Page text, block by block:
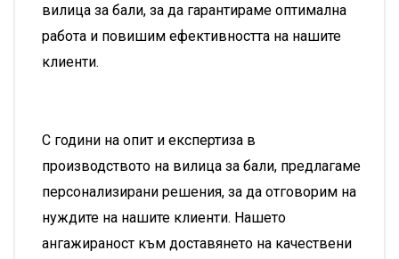
вилица за бали, за да гарантираме оптимална
работа и повишим ефективността на нашите
клиенти.
С години на опит и експертиза в
производството на вилица за бали, предлагаме
персонализирани решения, за да отговорим на
нуждите на нашите клиенти. Нашето
ангажираност към доставянето на качествени